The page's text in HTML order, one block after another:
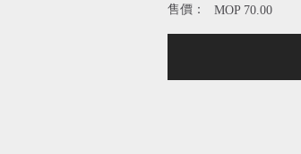
售價： MOP 70.00